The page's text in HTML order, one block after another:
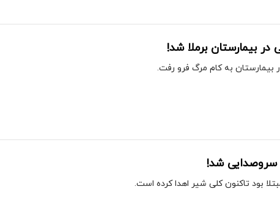
در بیمارستان برملا شد!
بیمارستان به کام مرگ فرو رفت.
سروصدایی شد!
بود تاکنون کلی شیر اهدا کرده است.